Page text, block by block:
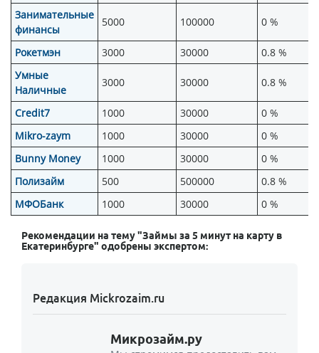
Занимательные
финансы
5000 100000 0 %
Рокетмэн 3000 30000
0.8 %
Умные
Наличные
3000 30000 0.8 %
Credit7 1000 30000
0 %
Mikro-zaym
1000 30000
0 %
Bunny Money
1000 30000
0 %
Полизайм
500 500000
0.8 %
МФОБанк
1000 30000 0 %
Рекомендации на тему "Займы за 5 минут на карту в
Екатеринбурге" одобрены экспертом:
Редакция Mickrozaim.ru
Микрозайм.ру